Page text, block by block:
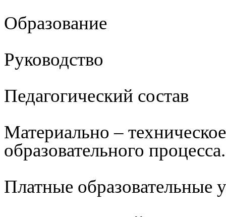
Образование
Руководство
Педагогический состав
Материально –
образовательного
Платные образовательные